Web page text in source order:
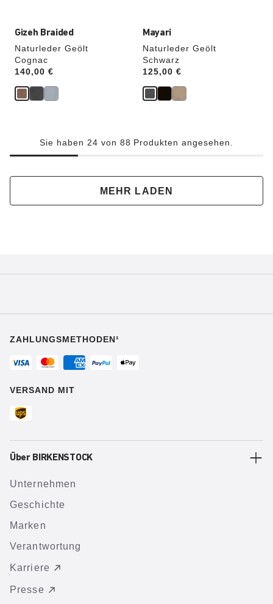
Gizeh Braided
Naturleder Geölt
Cognac
Price:
140,00 €
Mayari
Naturleder Geölt
Schwarz
Price:
125,00 €
Sie haben 24 von 88 Produkten angesehen.
MEHR LADEN
ZAHLUNGSMETHODEN¹
VERSAND MIT
Über BIRKENSTOCK
Unternehmen
Geschichte
Marken
Verantwortung
Karriere
Presse